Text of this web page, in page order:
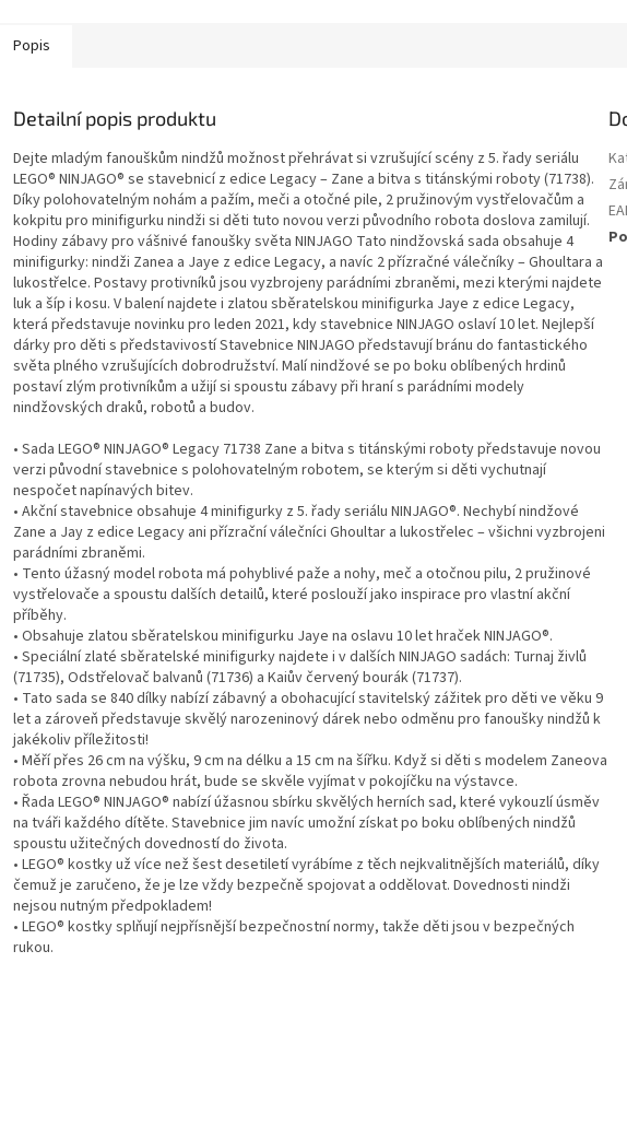
Popis
Detailní popis produktu
Dejte mladým fanouškům nindžů možnost přehrávat si vzrušující scény z 5. řady seriálu
LEGO® NINJAGO® se stavebnicí z edice Legacy – Zane a bitva s titánskými roboty (71738).
Díky polohovatelným nohám a pažím, meči a otočné pile, 2 pružinovým vystřelovačům a
kokpitu pro minifigurku nindži si děti tuto novou verzi původního robota doslova zamilují.
Hodiny zábavy pro vášnivé fanoušky světa NINJAGO Tato nindžovská sada obsahuje 4
minifigurky: nindži Zanea a Jaye z edice Legacy, a navíc 2 přízračné válečníky – Ghoultara a
lukostřelce. Postavy protivníků jsou vyzbrojeny parádními zbraněmi, mezi kterými najdete
luk a šíp i kosu. V balení najdete i zlatou sběratelskou minifigurka Jaye z edice Legacy,
která představuje novinku pro leden 2021, kdy stavebnice NINJAGO oslaví 10 let. Nejlepší
dárky pro děti s představivostí Stavebnice NINJAGO představují bránu do fantastického
světa plného vzrušujících dobrodružství. Malí nindžové se po boku oblíbených hrdinů
postaví zlým protivníkům a užijí si spoustu zábavy při hraní s parádními modely
nindžovských draků, robotů a budov.
• Sada LEGO® NINJAGO® Legacy 71738 Zane a bitva s titánskými roboty představuje novou
verzi původní stavebnice s polohovatelným robotem, se kterým si děti vychutnají
nespočet napínavých bitev.
• Akční stavebnice obsahuje 4 minifigurky z 5. řady seriálu NINJAGO®. Nechybí nindžové
Zane a Jay z edice Legacy ani přízrační válečníci Ghoultar a lukostřelec – všichni vyzbrojeni
parádními zbraněmi.
• Tento úžasný model robota má pohyblivé paže a nohy, meč a otočnou pilu, 2 pružinové
vystřelovače a spoustu dalších detailů, které poslouží jako inspirace pro vlastní akční
příběhy.
• Obsahuje zlatou sběratelskou minifigurku Jaye na oslavu 10 let hraček NINJAGO®.
• Speciální zlaté sběratelské minifigurky najdete i v dalších NINJAGO sadách: Turnaj živlů
(71735), Odstřelovač balvanů (71736) a Kaiův červený bourák (71737).
• Tato sada se 840 dílky nabízí zábavný a obohacující stavitelský zážitek pro děti ve věku 9
let a zároveň představuje skvělý narozeninový dárek nebo odměnu pro fanoušky nindžů k
jakékoliv příležitosti!
• Měří přes 26 cm na výšku, 9 cm na délku a 15 cm na šířku. Když si děti s modelem Zaneova
robota zrovna nebudou hrát, bude se skvěle vyjímat v pokojíčku na výstavce.
• Řada LEGO® NINJAGO® nabízí úžasnou sbírku skvělých herních sad, které vykouzlí úsměv
na tváři každého dítěte. Stavebnice jim navíc umožní získat po boku oblíbených nindžů
spoustu užitečných dovedností do života.
• LEGO® kostky už více než šest desetiletí vyrábíme z těch nejkvalitnějších materiálů, díky
čemuž je zaručeno, že je lze vždy bezpečně spojovat a oddělovat. Dovednosti nindži
nejsou nutným předpokladem!
• LEGO® kostky splňují nejpřísnější bezpečnostní normy, takže děti jsou v bezpečných
rukou.